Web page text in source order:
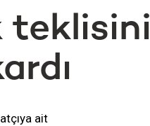
teklisini
ait